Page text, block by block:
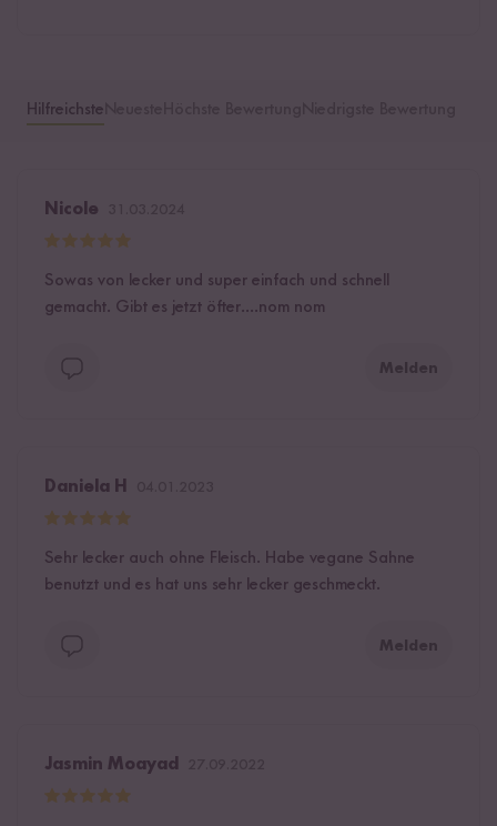
Hilfreichste
Nicole
Sowas von lecker und super einfach und schnell
gemacht. Gibt es jetzt öfter....nom nom
Melden
Daniela H
Sehr lecker auch ohne Fleisch. Habe vegane Sahne
benutzt und es hat uns sehr lecker geschmeckt.
Melden
Jasmin Moayad